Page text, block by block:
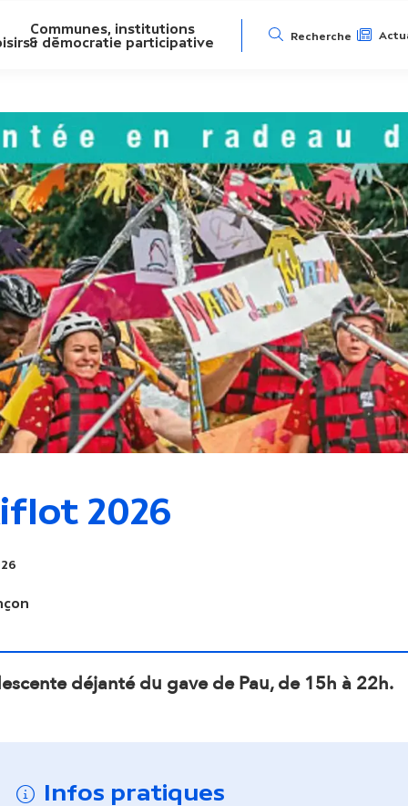
Communes, institutions
& démocratie participative
N
v
i
g
a
t
i
o
o
n
Recherche
2026
déjanté du gave de Pau, de 15h à 22h.
Infos pratiques